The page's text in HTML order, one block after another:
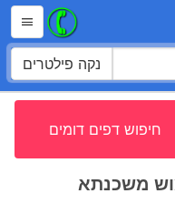
נקה פילטרים
חיפוש דפים דומים
משכנתא